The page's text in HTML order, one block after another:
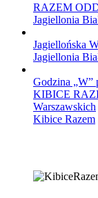
RAZEM
Jagiellonia
Jagiellońska
Jagiellonia
Godzina „W”
KIBICE
Warszawskich
Kibice Razem